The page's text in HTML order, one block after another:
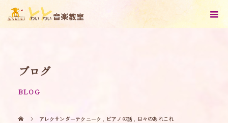
ブログ
BLOG
アレクサンダーテクニーク , ピアノの話 , 日々のあれこれ